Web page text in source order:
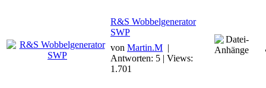
R&S Wobbelgenerator
SWP
von Martin.M |
Antworten: 5 | Views:
1.701